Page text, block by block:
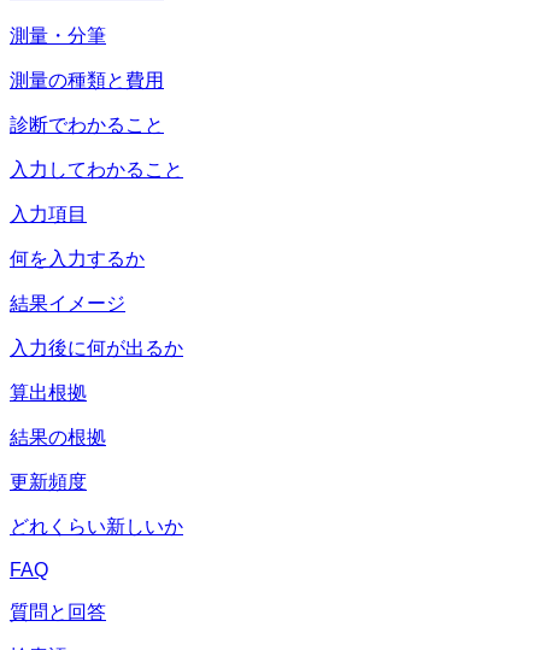
測量・分筆
測量の種類と費用
診断でわかること
入力してわかること
入力項目
何を入力するか
結果イメージ
入力後に何が出るか
算出根拠
結果の根拠
更新頻度
どれくらい新しいか
FAQ
質問と回答